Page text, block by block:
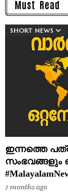
Must Read
SHORT NEWS
ഇന്നത്തെ
സംഭവങ്ങളും
7 months ago